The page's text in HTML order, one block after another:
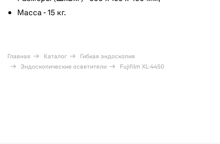
Масса - 15 кг.
Главная Каталог
Гибкая эндоскопия
Эндоскопические осветители
Fujifilm XL-4450